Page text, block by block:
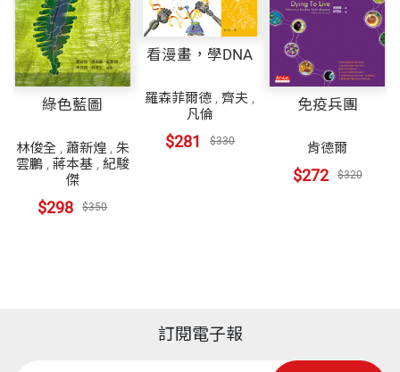
一個基因，一個酵素
螺旋樓梯DNA
破解遺傳密碼
www.larrygonick.com），想對他的作品有更深認識
的讀者，一定得上去瞧瞧。他的重要作品包括《看漫
畫，學遺傳》、《看漫畫，學物理》、《看漫畫，學
統計》、《看漫畫，學環保》、《看漫畫，學 SEX》
（以上的中文版皆由天下文化出版）、《看漫畫，學
美國史》、《看漫畫，學宇宙史》等。這一系列的漫
畫廣受歡迎，全美銷售量超過百萬冊，並有十多種語
文的譯本。 目前，高尼克與妻子及兩個女兒住在舊金
裝幀 平裝
20.5x20.5cm
印刷規格
216
綠色藍圖
林俊全, 蕭新煌, 朱
雲鵬, 蔣本基, 紀駿
傑
$298 $350
看漫畫，學DNA
羅森菲爾德 ,齊夫 ,
凡倫
$281 $330
免疫兵團
肯德爾
$272 $320
訂閱電子報